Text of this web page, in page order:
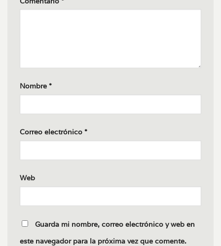
Nombre *
Correo electrónico *
Web
Guarda mi nombre, correo electrónico y web en
este navegador para la próxima vez que comente.